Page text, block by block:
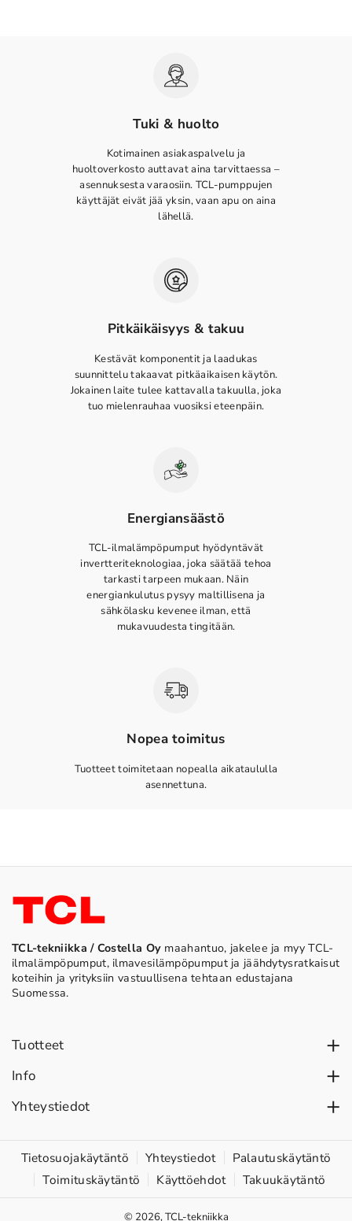
Tuki & huolto
Kotimainen asiakaspalvelu ja
huoltoverkosto auttavat aina tarvittaessa –
asennuksesta varaosiin. TCL-pumppujen
käyttäjät eivät jää yksin, vaan apu on aina
lähellä.
Pitkäikäisyys & takuu
Kestävät komponentit ja laadukas
suunnittelu takaavat pitkäaikaisen käytön.
Jokainen laite tulee kattavalla takuulla, joka
tuo mielenrauhaa vuosiksi eteenpäin.
Energiansäästö
TCL-ilmalämpöpumput hyödyntävät
invertteriteknologiaa, joka säätää tehoa
tarkasti tarpeen mukaan. Näin
energiankulutus pysyy maltillisena ja
sähkölasku kevenee ilman, että
mukavuudesta tingitään.
Nopea toimitus
Tuotteet toimitetaan nopealla aikataululla
asennettuna.
TCL-tekniikka / Costella Oy maahantuo, jakelee ja myy TCL-
ilmalämpöpumput, ilmavesilämpöpumput ja jäähdytysratkaisut
koteihin ja yrityksiin vastuullisena tehtaan edustajana
Suomessa.
Tuotteet
Ilmalämpöpumput
Info
TCL yrityksenä
Tuki & huolto
Ohjeet & vinkit
Yhteystiedot
Kiltatie 1, 45740 Kouvola (Kuusankoski)
010 377 1890
Tietosuojakäytäntö Yhteystiedot
Palautuskäytäntö
Toimituskäytäntö
Käyttöehdot Takuukäytäntö
© 2026,TCL-tekniikka